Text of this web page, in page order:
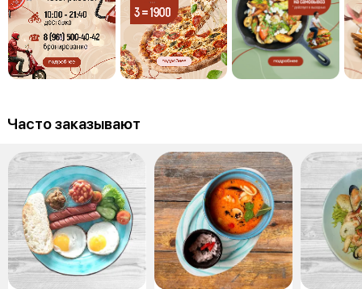
Часто заказывают